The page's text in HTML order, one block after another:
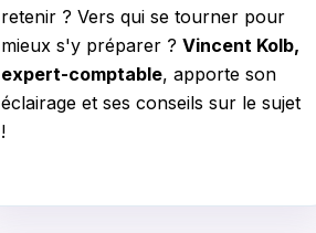
retenir ? Vers qui se tourner pour
mieux s'y préparer ? Vincent Kolb,
expert-comptable, apporte son
éclairage et ses conseils sur le sujet
!